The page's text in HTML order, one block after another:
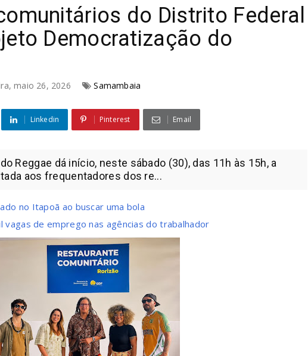
do Distrito Federal
Democratização do
maio 26, 2026 Samambaia
Linkedin Pinterest Email
Reggae dá início, neste sábado (30), das 11h às 15h, a
aos frequentadores dos re...
no Itapoã ao buscar uma bola
vagas de emprego nas agências do trabalhador